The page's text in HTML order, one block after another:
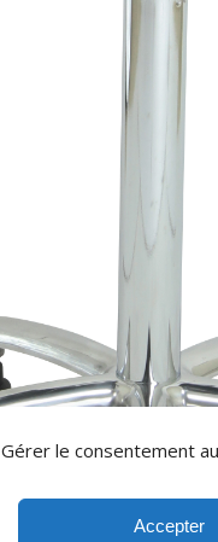
Gérer le consentement
Accepter